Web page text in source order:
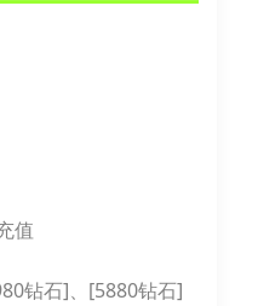
值
钻石]、[5880钻石]